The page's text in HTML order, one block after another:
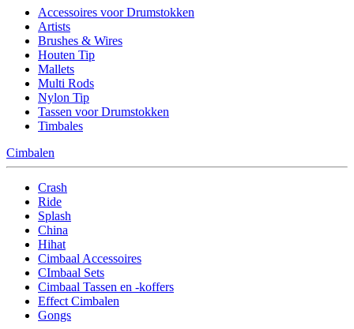
Accessoires voor Drumstokken
Artists
Brushes & Wires
Houten Tip
Mallets
Multi Rods
Nylon Tip
Tassen voor Drumstokken
Timbales
Cimbalen
Crash
Ride
Splash
China
Hihat
Cimbaal Accessoires
CImbaal Sets
Cimbaal Tassen en -koffers
Effect Cimbalen
Gongs